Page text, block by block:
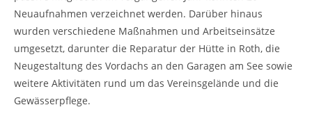
Neuaufnahmen verzeichnet werden. Darüber hinaus
wurden verschiedene Maßnahmen und Arbeitseinsätze
umgesetzt, darunter die Reparatur der Hütte in Roth, die
Neugestaltung des Vordachs an den Garagen am See sowie
weitere Aktivitäten rund um das Vereinsgelände und die
Gewässerpflege.